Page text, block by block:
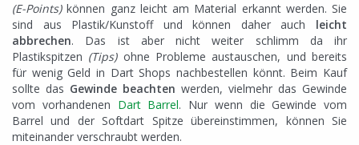
(E-Points)können ganz leicht am Material erkannt werden. Sie
sind aus Plastik/Kunstoff und können daher auch leicht
abbrechen. Das ist aber nicht weiter schlimm da ihr
Plastikspitzen (Tips)ohne Probleme austauschen, und bereits
für wenig Geld in Dart Shops nachbestellen könnt. Beim Kauf
sollte das Gewinde beachten werden, vielmehr das Gewinde
vom vorhandenen Dart Barrel. Nur wenn die Gewinde vom
Barrel und der Softdart Spitze übereinstimmen, können Sie
miteinander verschraubt werden.